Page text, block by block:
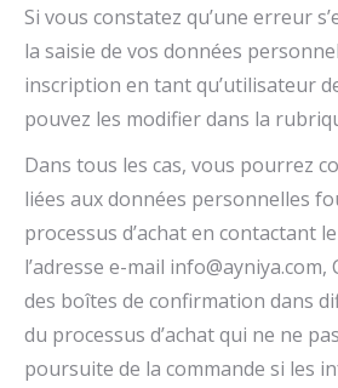
Si vous constatez qu’une erreur
la saisie de vos données
inscription en tant qu’utilisateur
pouvez les modifier dans la
Dans tous les cas, vous pourrez
liées aux données personnelles
processus d’achat en contactant
l’adresse e-mail info@ayniya.com,
des boîtes de confirmation dans
du processus d’achat qui ne ne
poursuite de la commande si les